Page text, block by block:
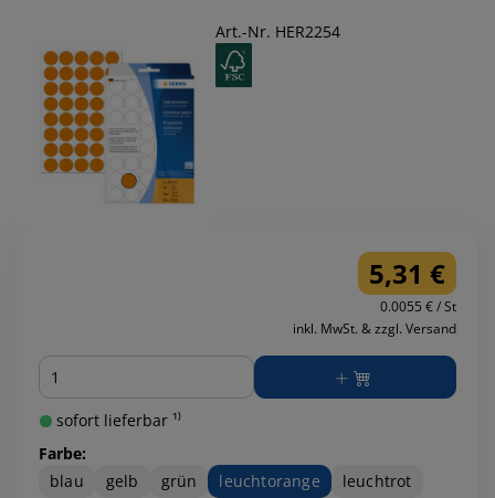
Art.-Nr. HER2254
5,31 €
0.0055 € / St
inkl. MwSt. & zzgl. Versand
Menge
sofort lieferbar ¹⁾
Farbe:
blau
gelb grün leuchtorange
leuchtrot